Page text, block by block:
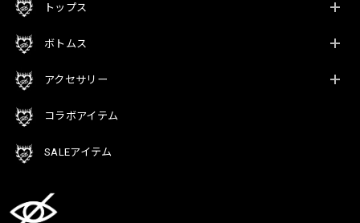
トップス
ボトムス
アクセサリー
コラボアイテム
SALEアイテム